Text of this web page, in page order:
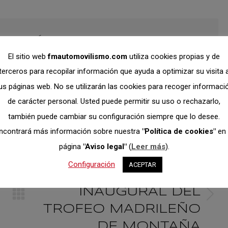
siguiente:
CASI 200 INSCRITOS
EN LA PRUEBA
INAUGURAL DEL
TROFEO MADRILEÑO
El sitio webfmautomovilismo.com utiliza cookies propias y de
para recopilar información que ayuda a optimizar su visita
páginas web. No se utilizarán las cookies para recoger
de carácter personal. Usted puede permitir su uso o rechazarlo,
también puede cambiar su configuración siempre que lo desee.
más información sobre nuestra "Política de cookies"en
página "Aviso legal"(Leer más).
Configuración
ACEPTAR